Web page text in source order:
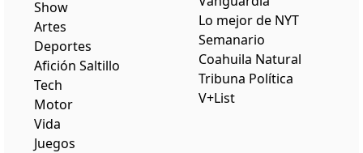
Show
Artes
Deportes
Afición Saltillo
Tech
Motor
Vida
Juegos
Lo mejor de NYT
Semanario
Coahuila Natural
Tribuna Política
V+List